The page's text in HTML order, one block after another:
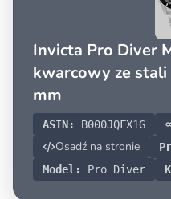
Invicta Pro Diver
kwarcowy ze
mm
ASIN: B000JQFX1G
Osadź na stronie
Model:
Pro Diver